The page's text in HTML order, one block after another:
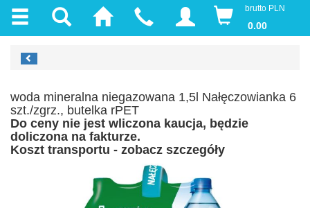
brutto PLN
0.00
woda mineralna niegazowana 1,5l Nałęczowianka 6
szt./zgrz., butelka rPET
Do ceny nie jest wliczona kaucja, będzie
doliczona na fakturze.
Koszt transportu - zobacz szczegóły